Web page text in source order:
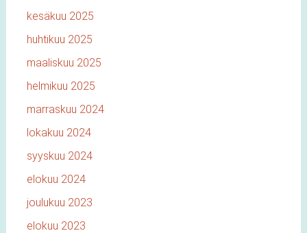
kesäkuu 2025
huhtikuu 2025
maaliskuu 2025
helmikuu 2025
marraskuu 2024
lokakuu 2024
syyskuu 2024
elokuu 2024
joulukuu 2023
elokuu 2023